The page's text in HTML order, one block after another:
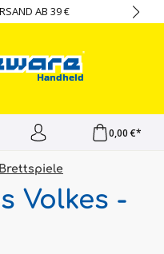
AB 39 €
0,00 €*
Brettspiele
Volkes -